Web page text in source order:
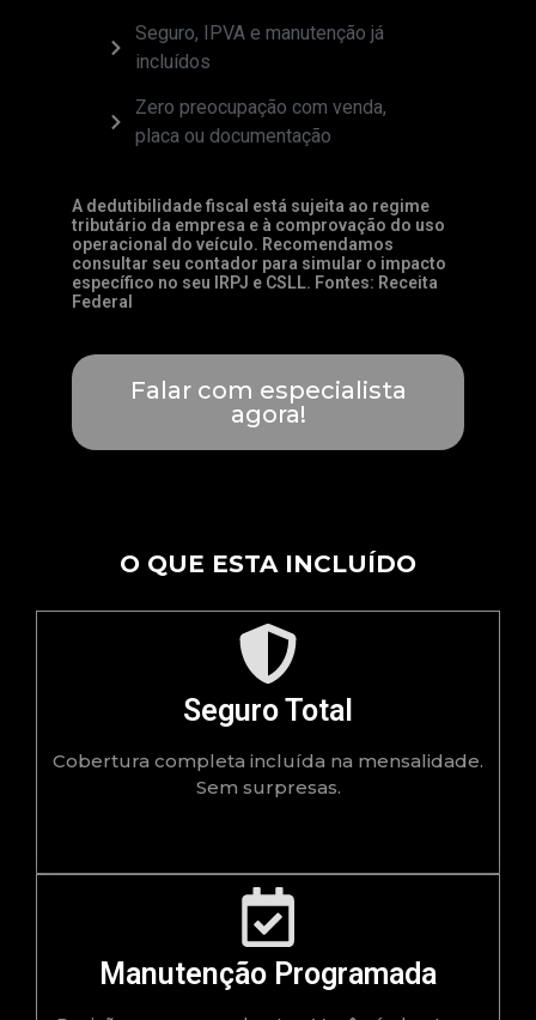
Seguro, IPVA e manutenção já
incluídos
Zero preocupação com venda,
placa ou documentação
A dedutibilidade fiscal está sujeita ao regime
tributário da empresa e à comprovação do uso
operacional do veículo. Recomendamos
consultar seu contador para simular o impacto
específico no seu IRPJ e CSLL. Fontes: Receita
Federal
Falar com especialista
agora!
O QUE ESTA INCLUÍDO
Seguro Total
Cobertura completa incluída na mensalidade.
Sem surpresas.
Manutenção Programada